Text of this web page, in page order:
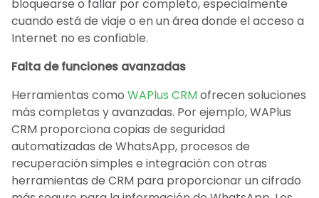
bloquearse o fallar por completo, especialmente
cuando está de viaje o en un área donde el acceso a
Internet no es confiable.
Falta de funciones avanzadas
Herramientas como WAPlus CRMofrecen soluciones
más completas y avanzadas. Por ejemplo, WAPlus
CRM proporciona copias de seguridad
automatizadas de WhatsApp, procesos de
recuperación simples e integración con otras
herramientas de CRM para proporcionar un cifrado